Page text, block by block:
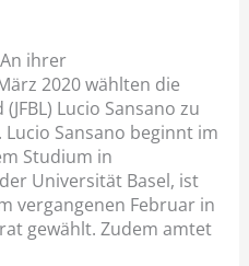
ihrer
2020 wählten die
Lucio Sansano zu
Sansano beginnt im
Studium in
Universität Basel, ist
vergangenen Februar in
gewählt. Zudem amtet